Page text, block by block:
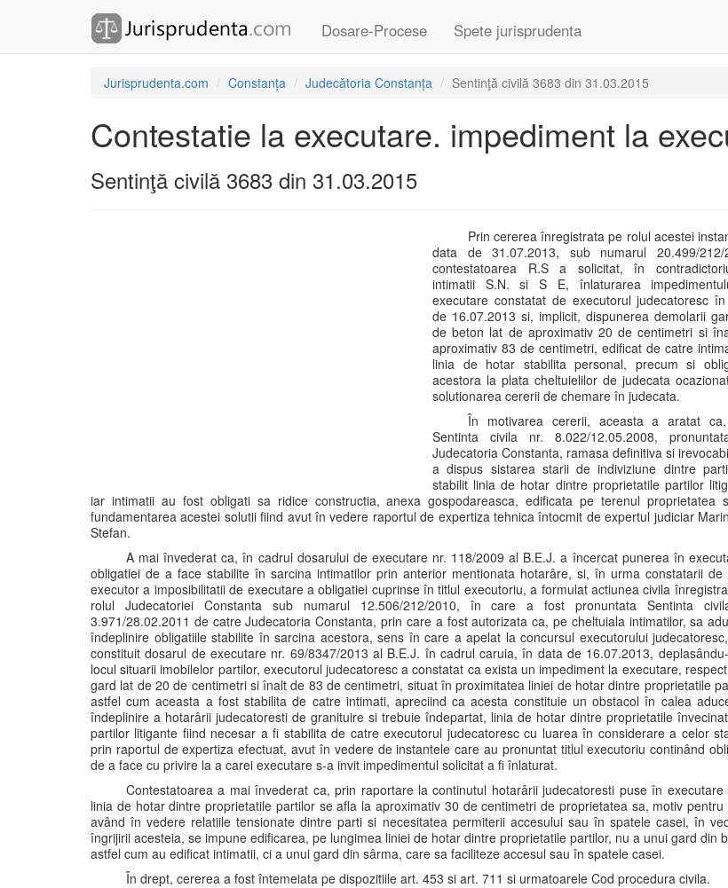
Dosare-Procese Spete jurisprudenta
Jurisprudenta.com Constanța Judecătoria Constanța Sentinţă civilă 3683 din 31.03.2015
Contestatie la executare. impediment la
Sentinţă civilă 3683 din 31.03.2015
Prin cererea înregistrata pe rolul acestei
data de 31.07.2013, sub numarul 20.499/212/
contestatoarea R.S a solicitat, în
intimatii S.N. si S E, înlaturarea
executare constatat de executorul judecatoresc
de 16.07.2013 si, implicit, dispunerea demolarii
de beton lat de aproximativ 20 de centimetri si
aproximativ 83 de centimetri, edificat de catre
linia de hotar stabilita personal, precum si
acestora la plata cheltuielilor de judecata
solutionarea cererii de chemare în judecata.
În motivarea cererii, aceasta a aratat
Sentinta civila nr. 8.022/12.05.2008,
Judecatoria Constanta, ramasa definitiva si
a dispus sistarea starii de indiviziune dintre
stabilit linia de hotar dintre proprietatile partilor
iar intimatii au fost obligati sa ridice constructia, anexa gospodareasca, edificata pe terenul proprietatea
fundamentarea acestei solutii fiind avut în vedere raportul de expertiza tehnica întocmit de expertul judiciar
Stefan.
A mai învederat ca, în cadrul dosarului de executare nr. 118/2009 al B.E.J. a încercat punerea în
obligatiei de a face stabilite în sarcina intimatilor prin anterior mentionata hotarâre, si, în urma constatarii de
executor a imposibilitatii de executare a obligatiei cuprinse în titlul executoriu, a formulat actiunea civila
rolul Judecatoriei Constanta sub numarul 12.506/212/2010, în care a fost pronuntata Sentinta
3.971/28.02.2011 de catre Judecatoria Constanta, prin care a fost autorizata ca, pe cheltuiala intimatilor, sa
îndeplinire obligatiile stabilite în sarcina acestora, sens în care a apelat la concursul executorului
constituit dosarul de executare nr. 69/8347/2013 al B.E.J. în cadrul caruia, în data de 16.07.2013,
locul situarii imobilelor partilor, executorul judecatoresc a constatat ca exista un impediment la executare,
gard lat de 20 de centimetri si înalt de 83 de centimetri, situat în proximitatea liniei de hotar dintre proprietatile
astfel cum aceasta a fost stabilita de catre intimati, apreciind ca acesta constituie un obstacol în calea
îndeplinire a hotarârii judecatoresti de granituire si trebuie îndepartat, linia de hotar dintre proprietatile
partilor litigante fiind necesar a fi stabilita de catre executorul judecatoresc cu luarea în considerare a celor
prin raportul de expertiza efectuat, avut în vedere de instantele care au pronuntat titlul executoriu continând
de a face cu privire la a carei executare s-a invit impedimentul solicitat a fi înlaturat.
Contestatoarea a mai învederat ca, prin raportare la continutul hotarârii judecatoresti puse în executare
linia de hotar dintre proprietatile partilor se afla la aproximativ 30 de centimetri de proprietatea sa, motiv pentru
având în vedere relatiile tensionate dintre parti si necesitatea permiterii accesului sau în spatele casei, în
îngrijirii acesteia, se impune edificarea, pe lungimea liniei de hotar dintre proprietatile partilor, nu a unui gard din
astfel cum au edificat intimatii, ci a unui gard din sârma, care sa faciliteze accesul sau în spatele casei.
În drept, cererea a fost întemeiata pe dispozitiile art. 453 si art. 711 si urmatoarele Cod procedura civila.